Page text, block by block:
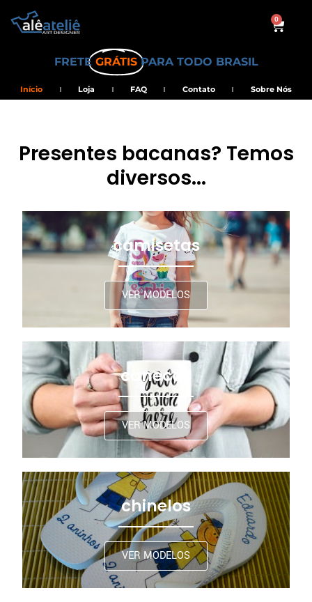
0
FRETE GRÁTIS PARA TODO BRASIL
Início Loja FAQ Contato Sobre Nós
Presentes bacanas? Temos
diversos...
camisetas
VER MODELOS
canecas
VER MODELOS
chinelos
VER MODELOS